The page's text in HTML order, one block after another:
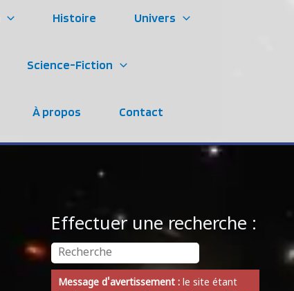
Histoire Univers
Science-Fiction
À propos Contact
Effectuer une recherche :
Message d'avertissement :le site étant